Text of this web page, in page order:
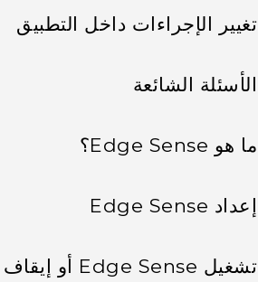
تغيير الإجراءات داخل التطبيق
الأسئلة الشائعة
ما هو Edge Sense؟
إعداد Edge Sense
تشغيل Edge Sense أو إيقاف